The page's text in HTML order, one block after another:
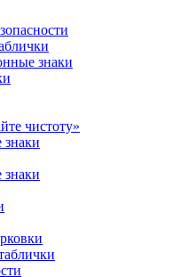
знаки
чистоту»